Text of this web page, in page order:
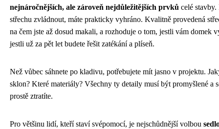
nejnáročnějších, ale zároveň nejdůležitějších prvků celé
střechu zvládnout, máte prakticky vyhráno. Kvalitně provedená
na čem jste až dosud makali, a rozhoduje o tom, jestli vám domek
jestli už za pět let budete řešit zatékání a plíseň.
Než vůbec sáhnete po kladivu, potřebujete mít jasno v projektu.
sklon? Které materiály? Všechny ty detaily musí být promyšlené a
prostě ztratíte.
Pro většinu lidí, kteří staví svépomocí, je nejschůdnější volbou